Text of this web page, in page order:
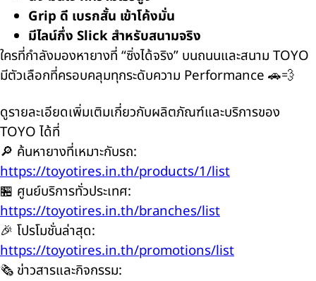
Grip ดี เบรกสั้น เข้าโค้งมั่น
มีไลน์กึ่ง Slick สำหรับสนามจริง
ใครที่กำลังมองหายางที่ “ซิ่งได้จริง” บนถนนและสนาม TOYO
มีตัวเลือกที่ครอบคลุมทุกระดับความ Performance 🚗💨
ดูรายละเอียดเพิ่มเติมเกี่ยวกับผลิตภัณฑ์และบริการของ
TOYO ได้ที่
🔎 ค้นหายางที่เหมาะกับรถ:
https://toyotires.in.th/products/1/list
🏪 ศูนย์บริการทั่วประเทศ:
https://toyotires.in.th/branches/list
🎉 โปรโมชั่นล่าสุด:
https://toyotires.in.th/promotions/list
🗞️ ข่าวสารและกิจกรรม: